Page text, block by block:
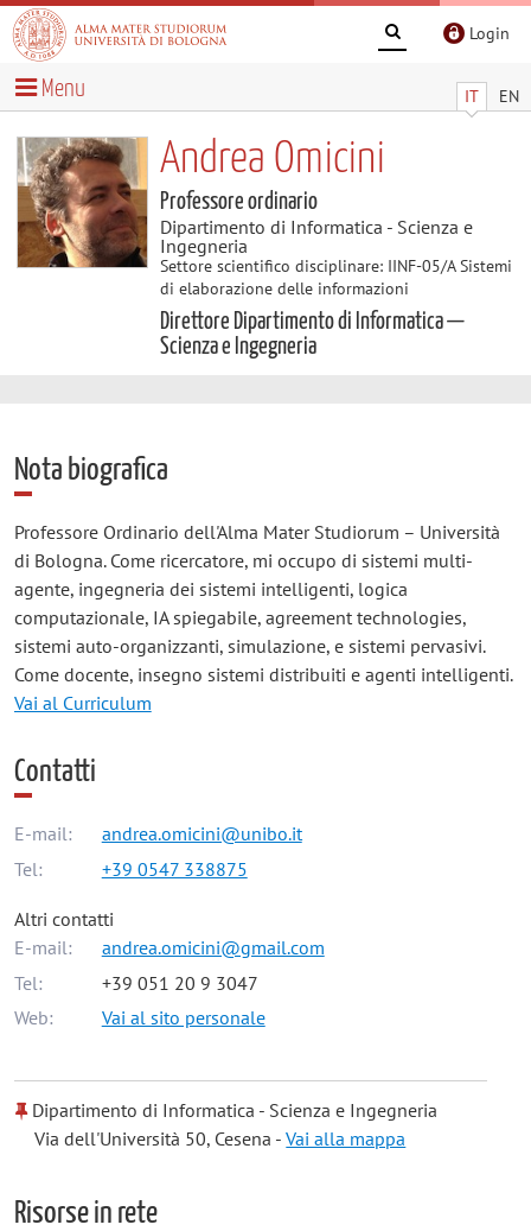
Login
IT EN
Menu
Andrea Omicini
Professore ordinario
Dipartimento di Informatica - Scienza e
Ingegneria
Settore scientifico disciplinare: IINF-05/A Sistemi
di elaborazione delle informazioni
Direttore Dipartimento di Informatica —
Scienza e Ingegneria
Nota biografica
Professore Ordinario dell'Alma Mater Studiorum – Università
di Bologna. Come ricercatore, mi occupo di sistemi multi-
agente, ingegneria dei sistemi intelligenti, logica
computazionale, IA spiegabile, agreement technologies,
sistemi auto-organizzanti, simulazione, e sistemi pervasivi.
Come docente, insegno sistemi distribuiti e agenti intelligenti.
Vai al Curriculum
Contatti
E-mail:
andrea.omicini@unibo.it
Tel:
+39 0547 338875
Altri contatti
E-mail:
andrea.omicini@gmail.com
Tel:
+39 051 20 9 3047
Web:
Vai al sito personale
Dipartimento di Informatica - Scienza e Ingegneria
Via dell'Università 50, Cesena -Vai alla mappa
Risorse in rete